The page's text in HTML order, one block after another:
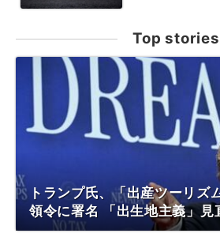
Top stories
トランプ氏、「出産ツーリズ
領令に署名 「出生地主義」見